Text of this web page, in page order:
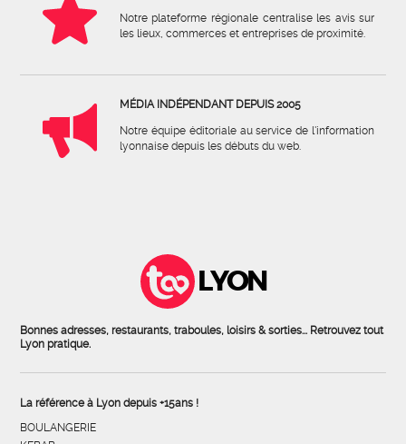
Notre plateforme régionale centralise les avis sur
les lieux, commerces et entreprises de proximité.
MÉDIA INDÉPENDANT DEPUIS 2005
Notre équipe éditoriale au service de l'information
lyonnaise depuis les débuts du web.
LYON
Bonnes adresses, restaurants, traboules, loisirs & sorties... Retrouvez tout
Lyon pratique.
La référence à Lyon depuis +15ans !
BOULANGERIE